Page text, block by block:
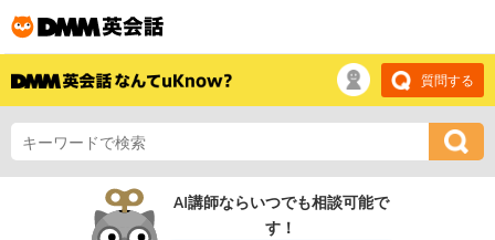
質問する
AI講師ならいつでも相談可能で
す！